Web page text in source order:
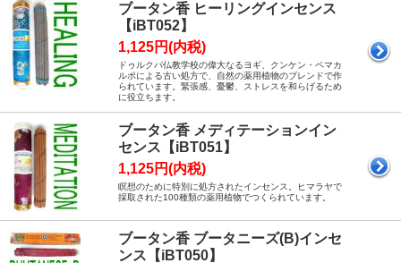
ブータン香 ヒーリングインセンス
【iBT052】
1,125円(内税)
ドゥルクパ仏教学校の偉大なるヨギ、クンケン・ペマカ
ルポによる古い処方で、自然の薬用植物のブレンドで作
られています。緊張感、憂鬱、ストレスを和らげるため
に役立ちます。
ブータン香 メディテーションイン
センス【iBT051】
1,125円(内税)
瞑想のために特別に処方されたインセンス。ヒマラヤで
採取された100種類の薬用植物でつくられています。
ブータン香 ブータニーズ(B)インセ
ンス【iBT050】